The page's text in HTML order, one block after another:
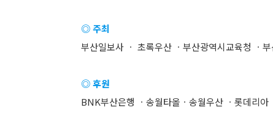
◎ 주최
부산일보사 ㆍ 초록우산 ㆍ부산광역시교육청 ㆍ부
◎ 후원
BNK부산은행 ㆍ송월타올ㆍ송월우산 ㆍ롯데리